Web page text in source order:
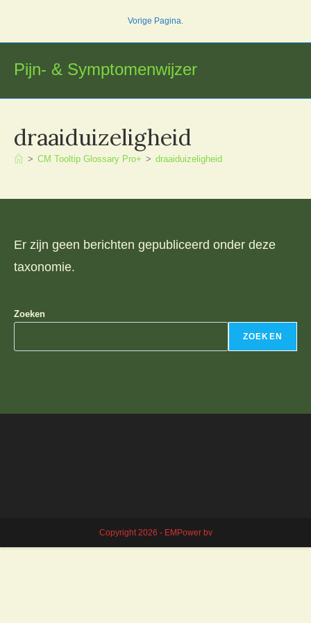
inhoud
Vorige Pagina.
Pijn- & Symptomenwijzer
draaiduizeligheid
> CM Tooltip Glossary Pro+ > draaiduizeligheid
Er zijn geen berichten gepubliceerd onder deze
taxonomie.
Zoeken
ZOEKEN
Copyright 2026 - EMPower bv